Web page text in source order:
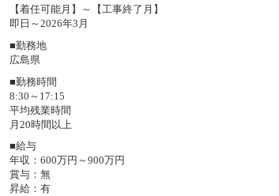
【着任可能月】～【工事終了月】
即日～2026年3月
■勤務地
広島県
■勤務時間
8:30～17:15
平均残業時間
月20時間以上
■給与
年収：600万円～900万円
賞与：無
昇給：有